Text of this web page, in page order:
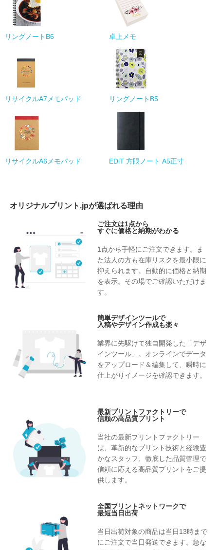
リングノートB6 卓上メモ
リサイクルA7メモパッド リングノートB5
リサイクルA6メモパッド EDiT 方眼ノート A5正寸
オリジナルプリント.jpが選ばれる理由
ご注文は1点から
すぐに価格と納期がわかる
1点から手軽にご注文できます。ま
た法人の方も在庫リスクを最小限に
抑えられます。自動的に価格と納期
を表示。その場でご確認いただけま
す。
簡単デザインツールで
入稿やデザイン作成も楽々
業界に先駆けて独自開発した「デザ
インツール」。オンラインでデータ
をアップロード＆編集して、瞬時に
仕上がりイメージを確認できます。
最新プリントファクトリーで
信頼の高品質プリント
当社の最新プリントファクトリー
は、革新的なプリント技術と経験豊
かなスタッフ、徹底した品質管理で
信頼に応える高品質プリントをご提
供します。
全国プリントネットワークで
最短当日出荷
当日出荷対象の商品は当日13時まで
にご注文で当日発送できます。急な